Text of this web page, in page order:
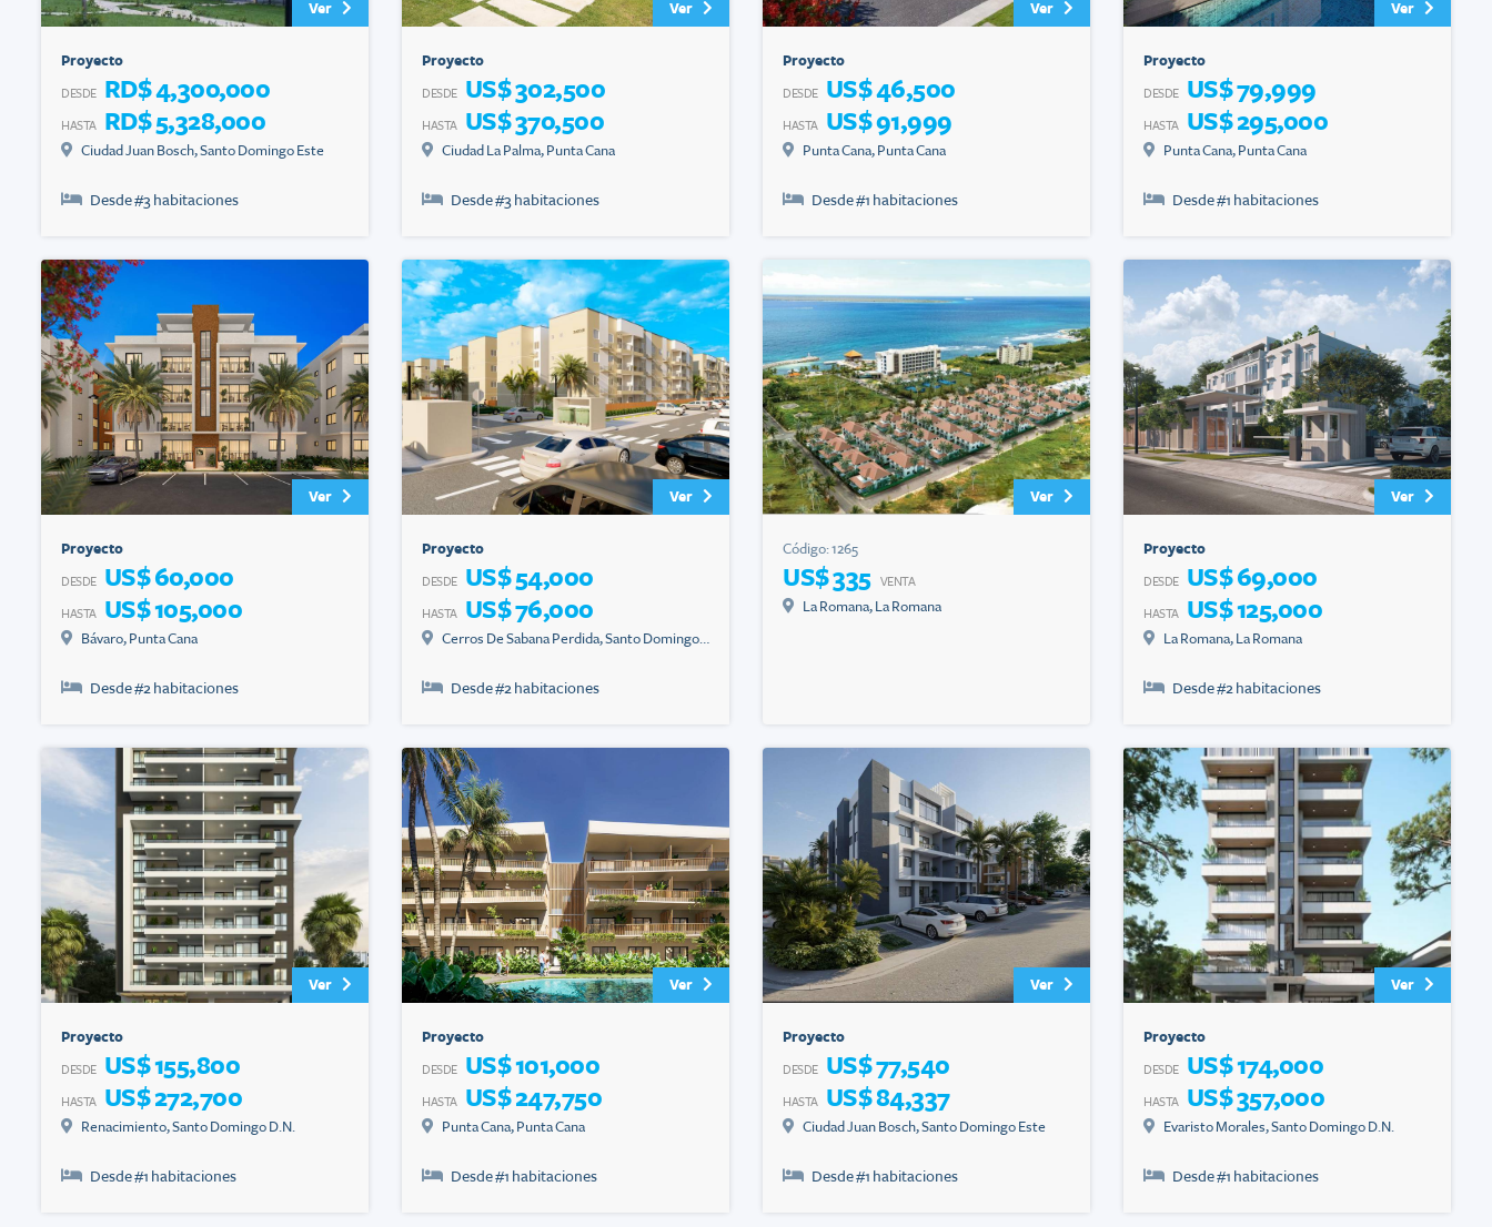
Ver
Proyecto
DESDE RD$ 4,300,000
HASTA RD$ 5,328,000
Ciudad Juan Bosch,Santo Domingo Este
Desde #3 habitaciones
Ver
Proyecto
DESDE US$ 302,500
HASTA US$ 370,500
Ciudad La Palma, Punta Cana
Desde #3 habitaciones
Ver
Proyecto
DESDE US$ 46,500
HASTA US$ 91,999
Punta Cana, Punta Cana
Desde #1 habitaciones
Ver
Proyecto
DESDE US$ 79,999
HASTA US$ 295,000
Punta Cana, Punta Cana
Desde #1 habitaciones
Ver
Proyecto
DESDE US$ 60,000
HASTA US$ 105,000
Bávaro, Punta Cana
Desde #2 habitaciones
Ver
Proyecto
DESDE US$ 54,000
HASTA US$ 76,000
Cerros De Sabana Perdida,Santo Domingo
Desde #2 habitaciones
Ver
Código:1265
US$ 335 VENTA
La Romana, La Romana
Ver
Proyecto
DESDE US$ 69,000
HASTA US$ 125,000
La Romana, La Romana
Desde #2 habitaciones
Ver
Proyecto
DESDE US$ 155,800
HASTA US$ 272,700
Renacimiento,Santo Domingo D.N.
Desde #1 habitaciones
Ver
Proyecto
DESDE US$ 101,000
HASTA US$ 247,750
Punta Cana, Punta Cana
Desde #1 habitaciones
Ver
Proyecto
DESDE US$ 77,540
HASTA US$ 84,337
Ciudad Juan Bosch,Santo Domingo Este
Desde #1 habitaciones
Ver
Proyecto
DESDE US$ 174,000
HASTA US$ 357,000
Evaristo Morales,Santo Domingo D.N.
Desde #1 habitaciones